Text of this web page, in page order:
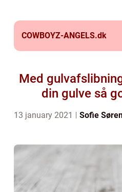
COWBOYZ-ANGELS.dk
Med
din gulve så
13 january 2021 Sofie